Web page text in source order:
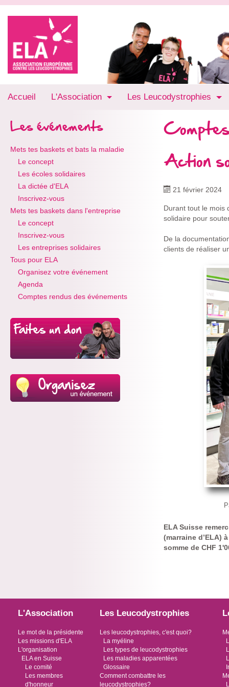
Accueil L'Association Les Leucodystrophies
Les événements
Mets tes baskets et bats la maladie
Le concept
Les écoles solidaires
La dictée d'ELA
Inscrivez-vous
Mets tes baskets dans l'entreprise
Le concept
Inscrivez-vous
Les entreprises solidaires
Tous pour ELA
Organisez votre événement
Agenda
Comptes rendus des événements
Action
21 février 2024
Durant tout le mois
solidaire pour
De la
clients de réaliser
ELA Suisse
(marraine d’ELA)
somme de CHF
L'Association
Le mot de la présidente
Les missions d'ELA
L'organisation
ELA en Suisse
Le comité
Les membres
d'honneur
Les Leucodystrophies
Les leucodystrophies, c'est quoi?
La myéline
Les types de leucodystrophies
Les maladies apparentées
Glossaire
Comment combattre les
leucodystrophies?